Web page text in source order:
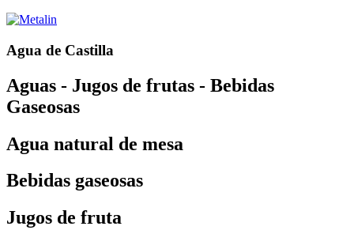
Agua de Castilla
Aguas - Jugos de frutas - Bebidas
Gaseosas
Agua natural de mesa
Bebidas gaseosas
Jugos de fruta